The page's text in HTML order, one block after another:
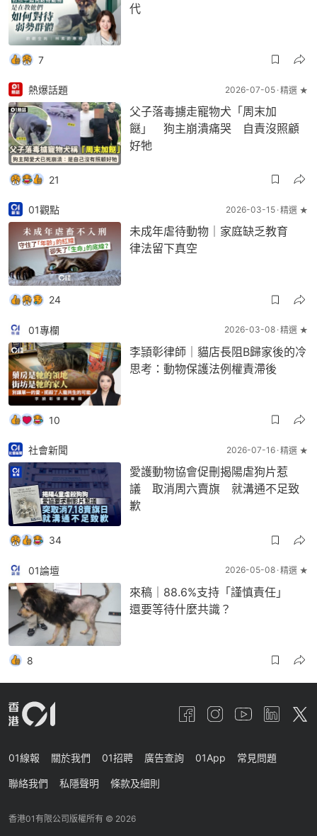
代
7
熱爆話題 2026-07-05 精選 ★
父子落毒擄走寵物犬「周末加
餸」 狗主崩潰痛哭 自責沒照顧
好牠
21
01觀點 2026-03-15 精選 ★
未成年虐待動物｜家庭缺乏教育
律法留下真空
24
01專欄 2026-03-08 精選 ★
李頴彰律師｜貓店長阻B歸家後的冷
思考：動物保護法例權責滯後
10
社會新聞 2026-07-16 精選 ★
愛護動物協會促刪揭陽虐狗片惹
議 取消周六賣旗 就溝通不足致
歉
34
01論壇 2026-05-08 精選 ★
來稿｜88.6%支持「謹慎責任」
還要等待什麼共識？
8
01線報 關於我們 01招聘 廣告查詢 01App 常見問題
聯絡我們 私隱聲明 條款及細則
香港01有限公司版權所有 © 2026